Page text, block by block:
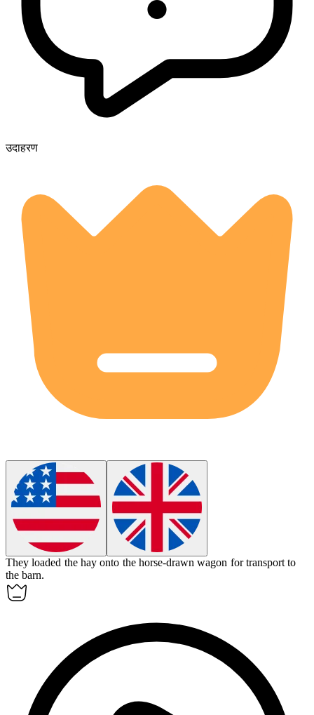
उदाहरण
They loaded the hay onto the horse-drawnwagon for transport to
the barn.